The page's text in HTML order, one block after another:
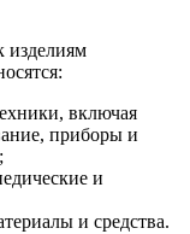
изделиям
включая
приборы и
и
и средства.